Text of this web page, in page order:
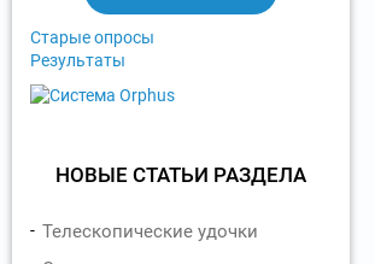
Старые опросы
Результаты
НОВЫЕ СТАТЬИ РАЗДЕЛА
Телескопические удочки